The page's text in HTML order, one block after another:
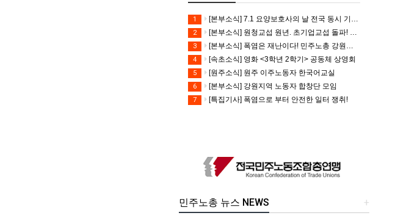
1 [본부소식] 7.1 요양보호사의 날 전국 동시 기자회견
2 [본부소식] 원청교섭 원년. 초기업교섭 돌파! 모든 노동자의 노동기본권 쟁취! 민주노총 7.15 총파업대회
3 [본부소식] 폭염은 재난이다! 민주노총 강원지역본부 폭염감시단 선포 기자회견
4 [속초소식] 영화 <3학년 2학기> 공동체 상영회
5 [원주소식] 원주 이주노동자 한국어교실
6 [본부소식] 강원지역 노동자 합창단 모임
7 [특집기사] 폭염으로 부터 안전한 일터 쟁취!
+
민주노총 뉴스 NEWS